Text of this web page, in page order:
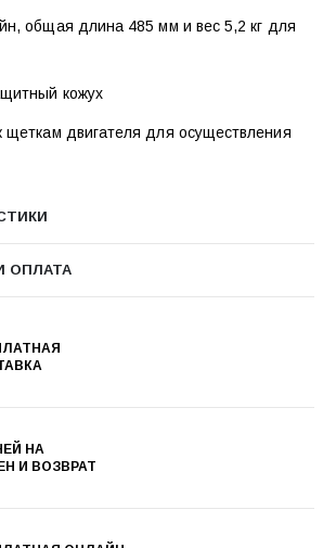
общая длина 485 мм и вес 5,2 кг для
кожух
щеткам двигателя для осуществления
ОПЛАТА
НА
И ВОЗВРАТ